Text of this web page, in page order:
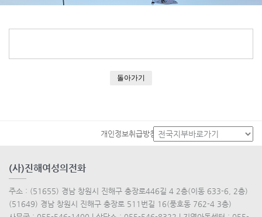
돌아가기
개인정보취급방침
(사)진해여성의전화
주소 : (51655) 경남 창원시 진해구 충장로446길 4 2층(이동 633-6, 2층)
(51649) 경남 창원시 진해구 충장로 511번길 16(풍호동 762-4 3층)